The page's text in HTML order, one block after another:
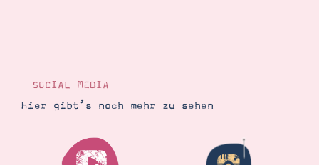
SOCIAL MEDIA
Hier gibt’s noch mehr zu sehen